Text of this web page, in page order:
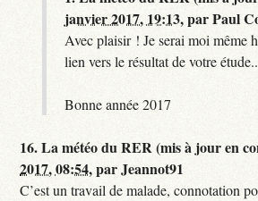
janvier 2017, 19:13,parPaul
Avec plaisir ! Je serai moi même
lien vers le résultat de votre
Bonne année 2017
16.La météo du RER (mis à jour en
2017, 08:54,parJeannot91
C’est un travail de malade, connotation